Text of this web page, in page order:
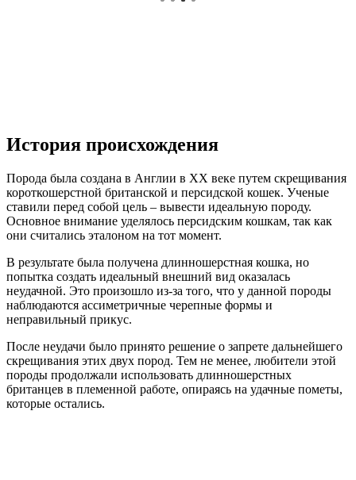
История происхождения
Порода была создана в Англии в XX веке путем скрещивания
короткошерстной британской и персидской кошек. Ученые
ставили перед собой цель – вывести идеальную породу.
Основное внимание уделялось персидским кошкам, так как
они считались эталоном на тот момент.
В результате была получена длинношерстная кошка, но
попытка создать идеальный внешний вид оказалась
неудачной. Это произошло из-за того, что у данной породы
наблюдаются ассиметричные черепные формы и
неправильный прикус.
После неудачи было принято решение о запрете дальнейшего
скрещивания этих двух пород. Тем не менее, любители этой
породы продолжали использовать длинношерстных
британцев в племенной работе, опираясь на удачные пометы,
которые остались.